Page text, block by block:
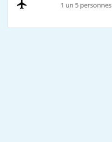
1 un 5 personnes